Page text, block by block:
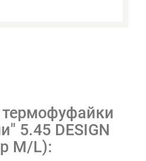
5.45 DESIGN
M/L):